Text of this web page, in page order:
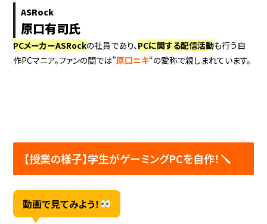
ASRock
原口有司氏
PCメーカーASRockの社員であり、 PCに関する配信活動も行う自
作PCマニア。ファンの間では”原口ニキ“の愛称で親しまれています。
【授業の様子】学生がゲーミングPCを自作！🪛
動画で見てみよう！